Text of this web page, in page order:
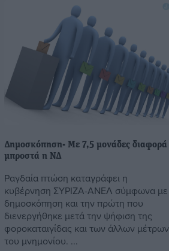
Δημοσκόπηση- Με 7,5 μονάδες διαφορά
μπροστά η ΝΔ
Ραγδαία πτώση καταγράφει η
κυβέρνηση ΣΥΡΙΖΑ-ΑΝΕΛ σύμφωνα με
δημοσκόπηση και την πρώτη που
διενεργήθηκε μετά την ψήφιση της
φοροκαταιγίδας και των άλλων μέτρων
του μνημονίου. ...